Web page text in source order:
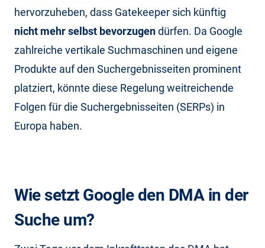
hervorzuheben, dass Gatekeeper sich künftig
nicht mehr selbst bevorzugendürfen. Da Google
zahlreiche vertikale Suchmaschinen und eigene
Produkte auf den Suchergebnisseiten prominent
platziert, könnte diese Regelung weitreichende
Folgen für die Suchergebnisseiten (SERPs) in
Europa haben.
Wie setzt Google den DMA in der
Suche um?